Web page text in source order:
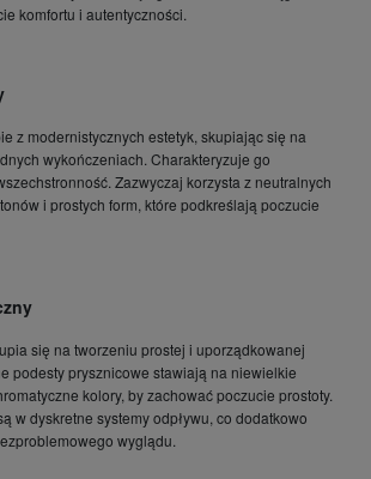
komfortu i autentyczności.
z modernistycznych estetyk, skupiając się na
wykończeniach. Charakteryzuje go
Zazwyczaj korzysta z neutralnych
i prostych form, które podkreślają poczucie
się na tworzeniu prostej i uporządkowanej
podesty prysznicowe stawiają na niewielkie
kolory, by zachować poczucie prostoty.
w dyskretne systemy odpływu, co dodatkowo
wyglądu.